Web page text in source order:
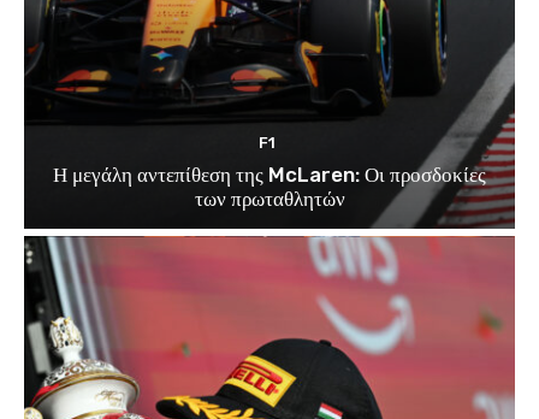
F1
Η μεγάλη αντεπίθεση της McLaren: Οι προσδοκίες
των πρωταθλητών